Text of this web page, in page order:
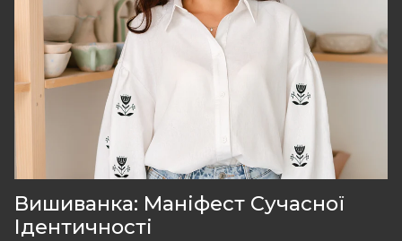
Вишиванка: Маніфест Сучасної
Ідентичності